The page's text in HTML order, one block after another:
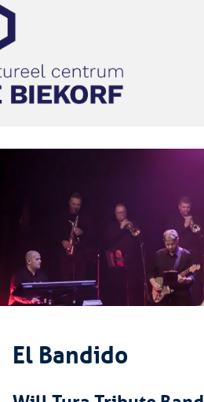
El Bandido